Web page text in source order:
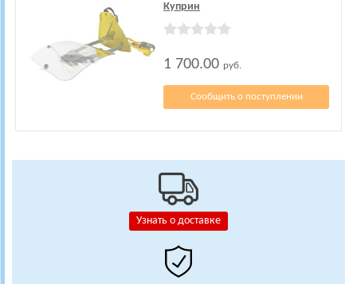
Узнать о доставке
Куприн
1 700.00 руб.
Сообщить о поступлении